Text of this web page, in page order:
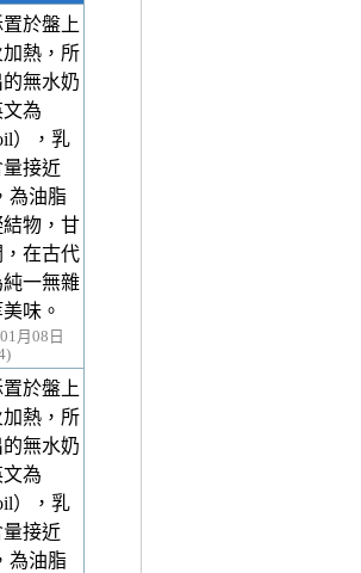
於盤上
熱，所
無水奶
為
），乳
接近
為油脂
物，甘
在古代
一無雜
味。
月08日
於盤上
熱，所
無水奶
為
），乳
接近
為油脂